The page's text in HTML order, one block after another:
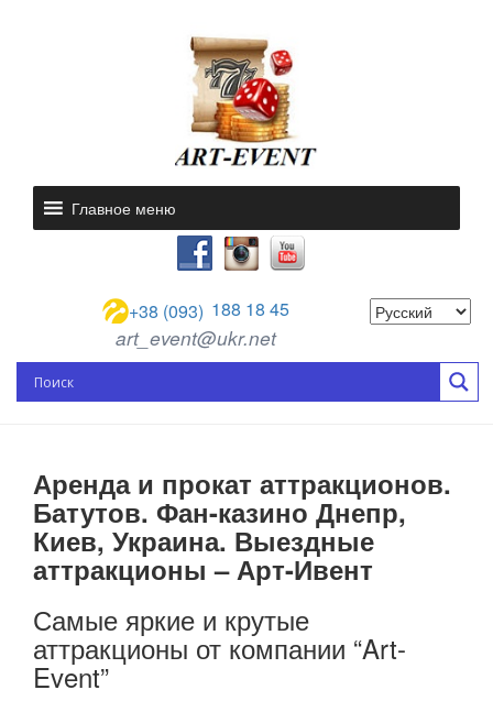
Главное меню
+38 (093) 188 18 45
art_event@ukr.net
Аренда и прокат аттракционов.
Батутов. Фан-казино Днепр,
Киев, Украина. Выездные
аттракционы – Арт-Ивент
Самые яркие и крутые
аттракционы от компании “Art-
Event”